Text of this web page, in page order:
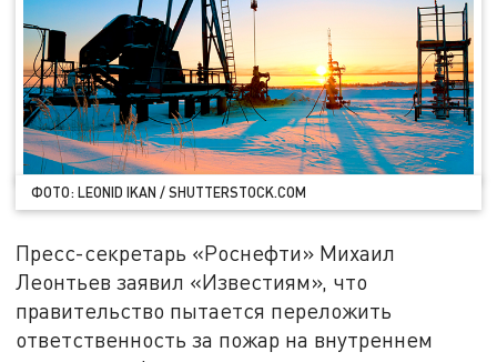
ФОТО: LEONID IKAN / SHUTTERSTOCK.COM
Пресс-секретарь «Роснефти» Михаил
Леонтьев заявил «Известиям», что
правительство пытается переложить
ответственность за пожар на внутреннем